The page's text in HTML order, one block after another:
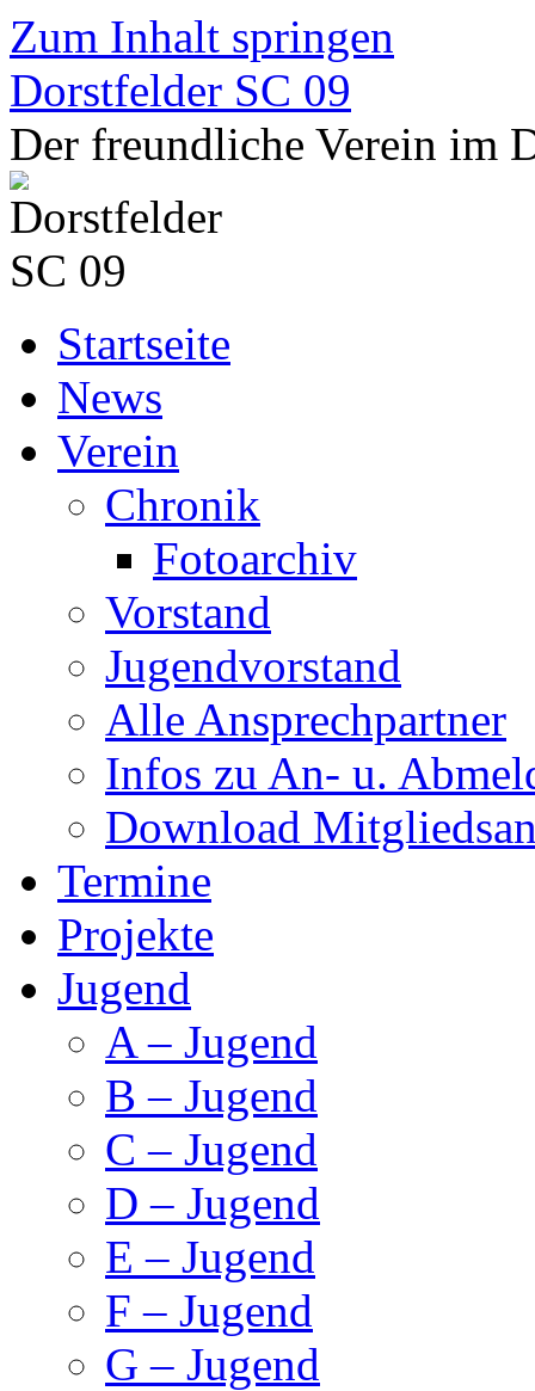
Zum Inhalt springen
Dorstfelder SC 09
Der freundliche Verein im
Startseite
News
Verein
Chronik
Fotoarchiv
Vorstand
Jugendvorstand
Alle Ansprechpartner
Infos zu An- u.
Download
Termine
Projekte
Jugend
A – Jugend
B – Jugend
C – Jugend
D – Jugend
E – Jugend
F – Jugend
G – Jugend